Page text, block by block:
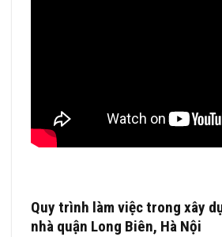
Quy trình làm việc trong xây
nhà quận Long Biên, Hà Nội